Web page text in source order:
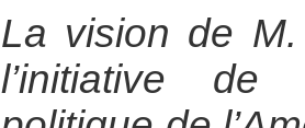
La vision de
l’initiative